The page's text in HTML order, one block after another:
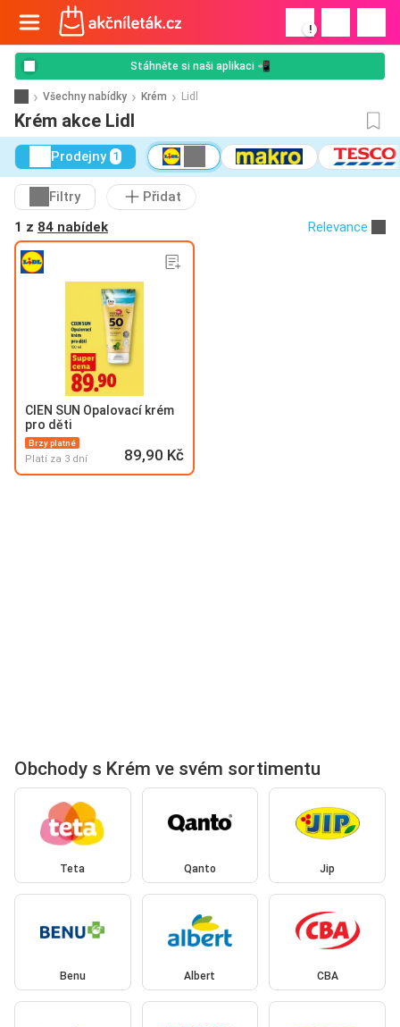
!
Stáhněte si naši aplikaci 📲
Všechny nabídky Krém Lidl
Krém akce Lidl
Prodejny 1
Filtry
Přidat
1 z 84 nabídek Relevance
CIEN SUN Opalovací krém
pro děti
Brzy platné
Platí za 3 dní 89,90 Kč
Obchody s Krém ve svém sortimentu
Teta Qanto Jip
Benu Albert CBA